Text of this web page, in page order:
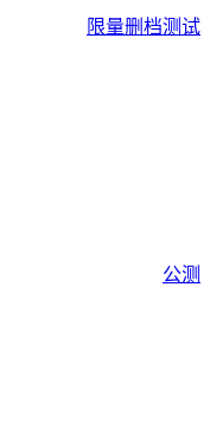
限量删档测试
公测